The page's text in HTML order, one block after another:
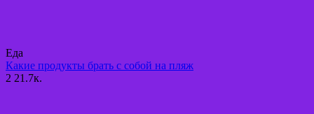
Еда
Какие продукты брать с собой на пляж
2 21.7к.